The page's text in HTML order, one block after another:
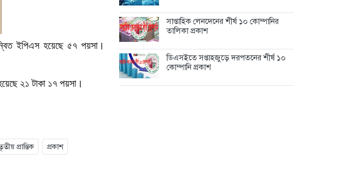
ইপিএস হয়েছে ৫৭ পয়সা।
২১ টাকা ১৭ পয়সা।
প্রান্তিক প্রকাশ
সাপ্তাহিক লেনদেনের শীর্ষ ১০ কোম্পানির
তালিকা প্রকাশ
ডিএসইতে সপ্তাহজুড়ে দরপতনের শীর্ষ ১০
কোম্পানি প্রকাশ